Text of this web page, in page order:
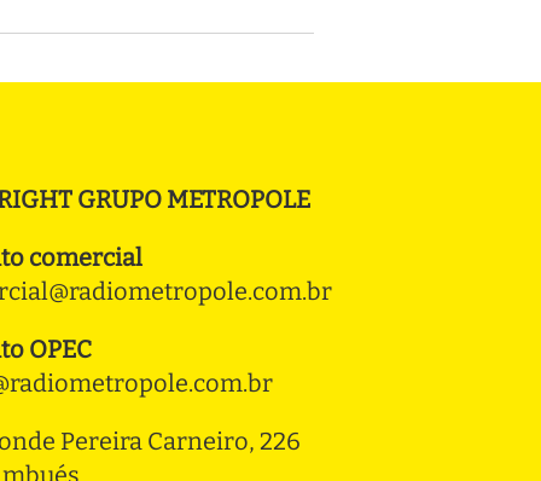
GRUPO METROPOLE
comercial
OPEC
Pereira Carneiro, 226